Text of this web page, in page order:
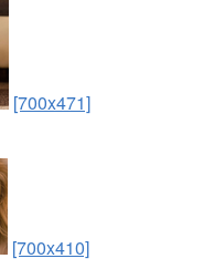
[700x471]
[700x410]